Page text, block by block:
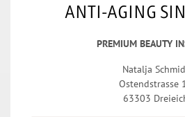
ANTI-AGING
PREMIUM BEAUTY
Natalja
Ostendstrasse
63303